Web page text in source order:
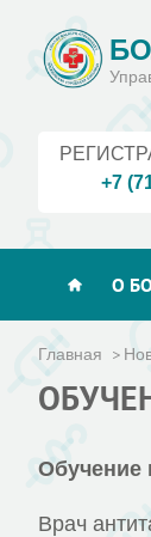
+7
О
Главная
Обучение
Врач